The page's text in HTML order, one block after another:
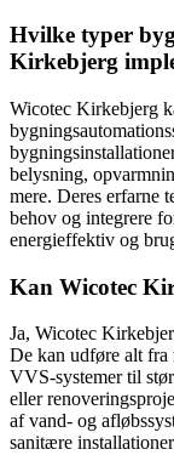
Hvilke typer
Kirkebjerg
Wicotec Kirkebjerg
belysning,
mere. Deres erfarne
behov og integrere
energieffektiv og
Kan Wicotec
Ja, Wicotec
De kan udføre alt fra
VVS-systemer til
eller
af vand- og
sanitære